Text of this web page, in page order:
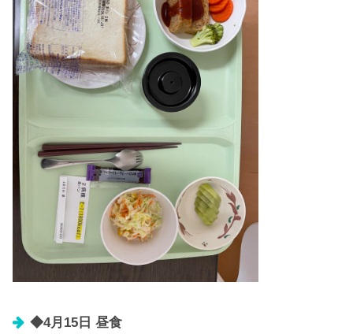
◆4月15日 昼食